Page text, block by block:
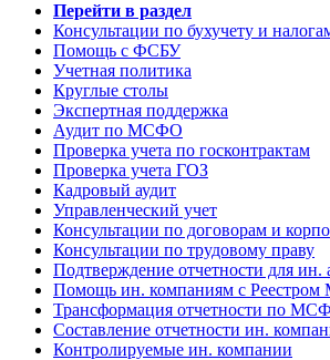
Перейти в раздел
Консультации по бухучету и
Помощь с ФСБУ
Учетная политика
Круглые столы
Экспертная поддержка
Аудит по МСФО
Проверка учета по госконтрактам
Проверка учета ГОЗ
Кадровый аудит
Управленческий учет
Консультации по договорам и
Консультации по трудовому праву
Подтверждение отчетности для ин.
Помощь ин. компаниям с
Трансформация отчетности по
Составление отчетности ин.
Контролируемые ин. компании